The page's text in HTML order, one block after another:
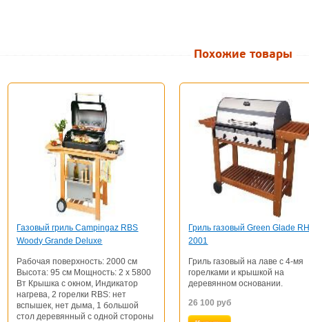
Похожие товары
Газовый гриль Campingaz RBS
Woody Grande Deluxe
Рабочая поверхность: 2000 см
Высота: 95 см Мощность: 2 х 5800
Вт Крышка с окном, Индикатор
нагрева, 2 горелки RBS: нет
вспышек, нет дыма, 1 большой
стол деревянный с одной стороны
Гриль газовый Green Glade
2001
Гриль газовый на лаве c 4-мя
горелками и крышкой на
деревянном основании.
26 100 руб